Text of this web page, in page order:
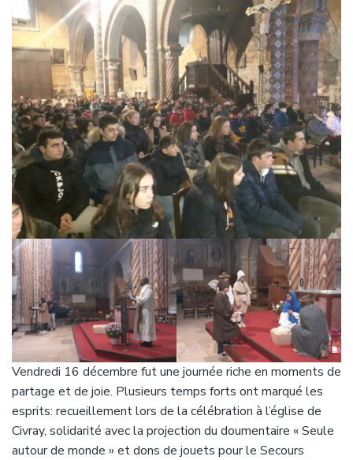
Vendredi 16 décembre fut une journée riche en moments de
partage et de joie. Plusieurs temps forts ont marqué les
esprits: recueillement lors de la célébration à l’église de
Civray, solidarité avec la projection du doumentaire « Seule
autour de monde » et dons de jouets pour le Secours